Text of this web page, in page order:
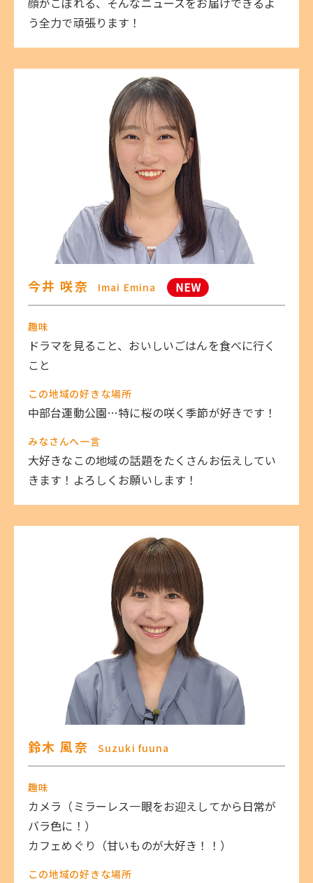
う全力で頑張ります！
今井 咲奈 Imai Emina
趣味
ドラマを見ること、おいしいごはんを食べに行く
こと
この地域の好きな場所
中部台運動公園…特に桜の咲く季節が好きです！
みなさんへ一言
大好きなこの地域の話題をたくさんお伝えしてい
きます！よろしくお願いします！
鈴木 風奈 Suzuki fuuna
趣味
カメラ（ミラーレス一眼をお迎えしてから日常が
バラ色に！）
カフェめぐり（甘いものが大好き！！）
この地域の好きな場所